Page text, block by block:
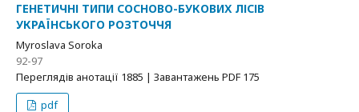
ГЕНЕТИЧНІ ТИПИ СОСНОВО-БУКОВИХ ЛІСІВ
УКРАЇНСЬКОГО РОЗТОЧЧЯ
Myroslava Soroka
92-97
Переглядів анотації 1885 | Завантажень PDF 175
pdf